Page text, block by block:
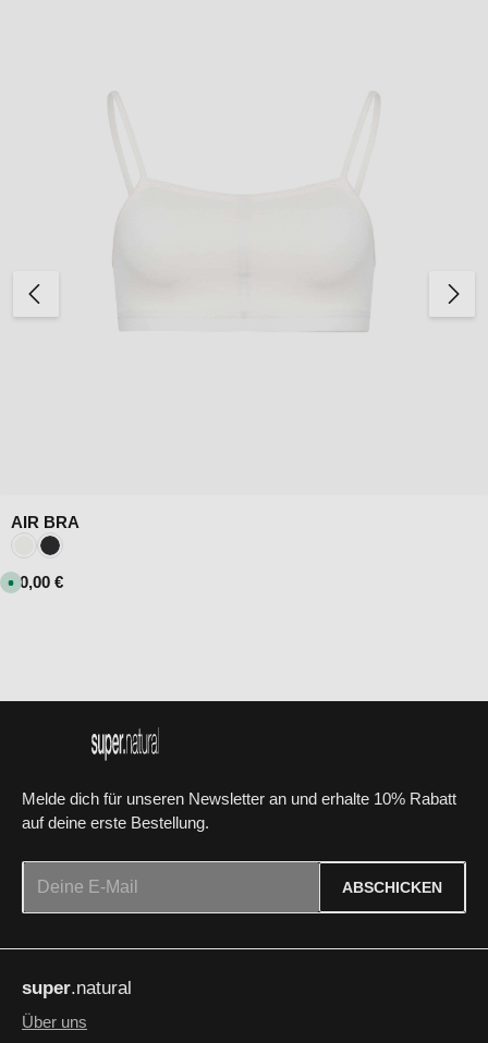
AIR BRA
Farbe:
Fresh White
Jet Black
Regulärer Preis:
S
o
f
40,00 €
Melde dich für unseren Newsletter an und erhalte 10% Rabatt
auf deine erste Bestellung.
ABSCHICKEN
genommen und die
einverstanden.
Die mit einem Stern (*) markierten Felder sind Pflichtfelder.
super.natural
Über uns